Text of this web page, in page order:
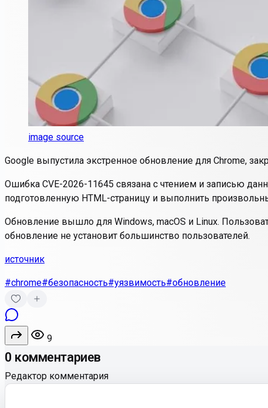
image source
Google выпустила экстренное обновление для Chrome,
Ошибка CVE-2026-11645 связана с чтением и записью
подготовленную HTML-страницу и выполнить
Обновление вышло для Windows, macOS и Linux.
обновление не установит большинство пользователей.
источник
#chrome#безопасность#уязвимость#обновление
9
0 комментариев
Редактор комментария